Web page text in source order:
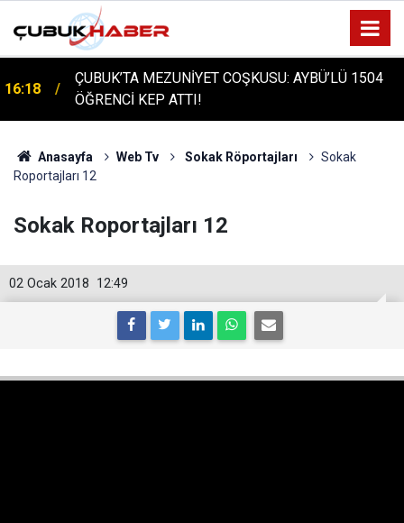
16:14
ÇUBUK'TA TARİHİ GÜN: PROTÜRK PLAZMA
FRAKSİNASYON TESİSİ'NİN TEMELİ ATILDI
Anasayfa Web Tv Sokak Röportajları
Sokak
Roportajları 12
Sokak Roportajları 12
12:49
02 Ocak 2018